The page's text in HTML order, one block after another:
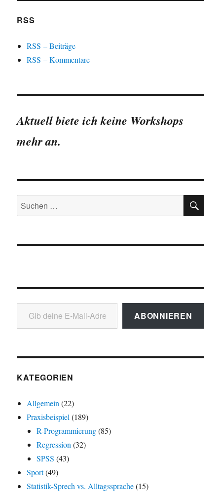
RSS
RSS – Beiträge
RSS – Kommentare
Aktuell biete ich keine Workshops
mehr an.
Suchen
nach:
Gib deine E-Mail-Adresse ein ...
ABONNIEREN
KATEGORIEN
Allgemein (22)
Praxisbeispiel (189)
R-Programmierung(85)
Regression (32)
SPSS (43)
Sport(49)
Statistik-Sprech vs. Alltagssprache(15)